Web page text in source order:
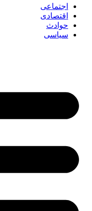
اجتماعی
اقتصادی
حوادث
سیاسی